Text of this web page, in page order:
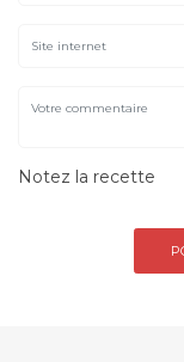
Notez la recette